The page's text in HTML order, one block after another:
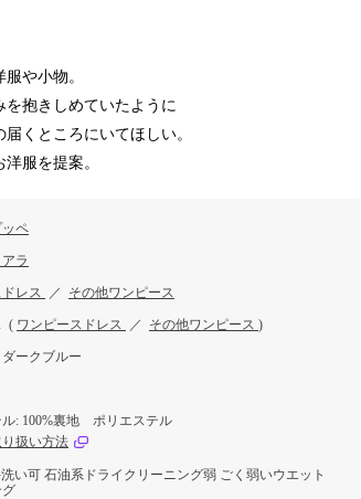
や小物。
抱きしめていたように
くところにいてほしい。
服を提案。
ペ
ラ
レス ／ その他ワンピース
( ワンピースドレス ／ その他ワンピース )
ークブルー
ル: 100%裏地 ポリエステル
扱い方法
い可 石油系ドライクリーニング弱 ごく弱いウエット
グ